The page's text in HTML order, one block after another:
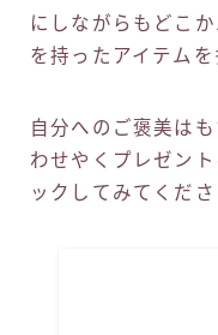
にしながらもどこ
を持ったアイテムを
自分へのご褒美は
わせやくプレゼン
ックしてみてくださ